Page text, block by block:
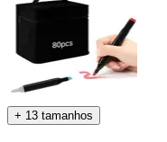
+ 13 tamanhos